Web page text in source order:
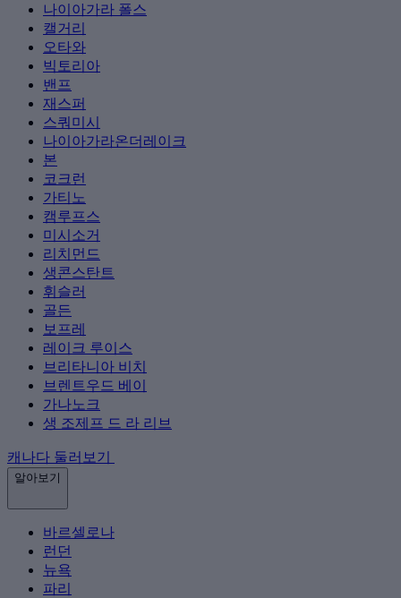
나이아가라 폴스
캘거리
오타와
빅토리아
밴프
재스퍼
스쿼미시
나이아가라온더레이크
본
코크런
가티노
캠루프스
미시소거
리치먼드
생콘스탄트
휘슬러
골든
보프레
레이크 루이스
브리타니아 비치
브렌트우드 베이
가나노크
생 조제프 드 라 리브
캐나다 둘러보기
알아보기
바르셀로나
런던
뉴욕
파리